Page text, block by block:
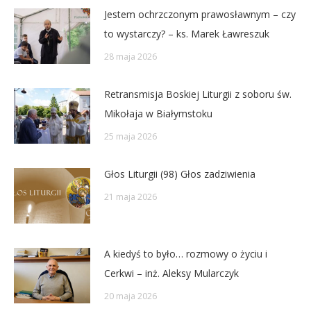
Jestem ochrzczonym prawosławnym – czy
to wystarczy? – ks. Marek Ławreszuk
28 maja 2026
Retransmisja Boskiej Liturgii z soboru św.
Mikołaja w Białymstoku
25 maja 2026
Głos Liturgii (98) Głos zadziwienia
21 maja 2026
A kiedyś to było… rozmowy o życiu i
Cerkwi – inż. Aleksy Mularczyk
20 maja 2026